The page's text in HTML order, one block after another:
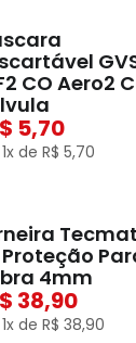
CO Aero2
5,70
1x deR$ 5,70
Proteção
4mm
38,90
1x deR$ 38,90